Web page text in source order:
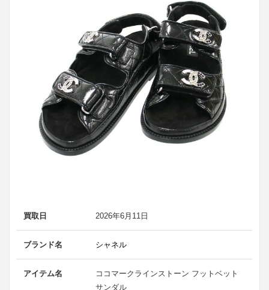
買取日 2026年6月11日
ブランド名 シャネル
アイテム名
ココマークラインストーン フットベット
サンダル